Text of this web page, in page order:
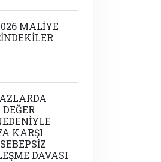
MALİYE
KARŞI
DAVASI